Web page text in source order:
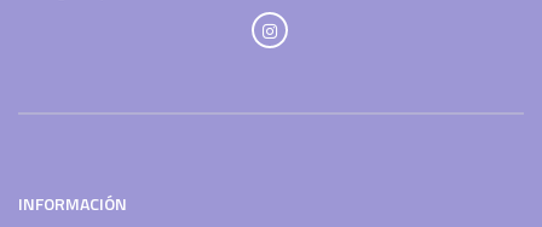
INFORMACIÓN